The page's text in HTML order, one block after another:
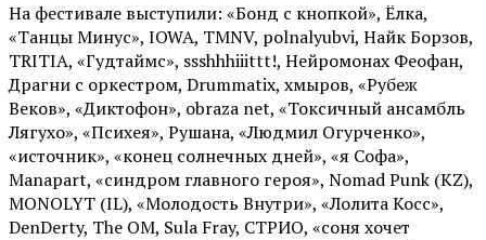
На фестивале выступили: «Бонд с кнопкой», Ёлка,
«Танцы Минус», IOWA, TMNV, polnalyubvi, Найк Борзов,
TRITIA, «Гудтаймс», ssshhhiiittt!, Нейромонах Феофан,
Драгни с оркестром, Drummatix, хмыров, «Рубеж
Веков», «Диктофон», obraza net, «Токсичный ансамбль
Лягухо», «Психея», Рушана, «Людмил Огурченко»,
«источник», «конец солнечных дней», «я Софа»,
Manapart, «синдром главного героя», Nomad Punk (KZ),
MONOLYT (IL), «Молодость Внутри», «Лолита Косс»,
DenDerty, The OM, Sula Fray, СТРИО, «соня хочет